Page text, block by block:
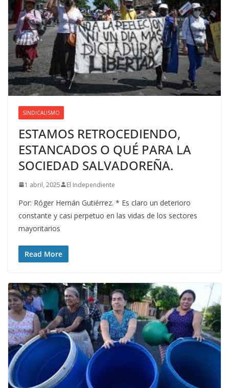
SINDICALISMO
ESTAMOS RETROCEDIENDO,
ESTANCADOS O QUÉ PARA LA
SOCIEDAD SALVADOREÑA.
1 abril, 2025 El Independiente
Por: Róger Hernán Gutiérrez. * Es claro un deterioro
constante y casi perpetuo en las vidas de los sectores
mayoritarios
Read More